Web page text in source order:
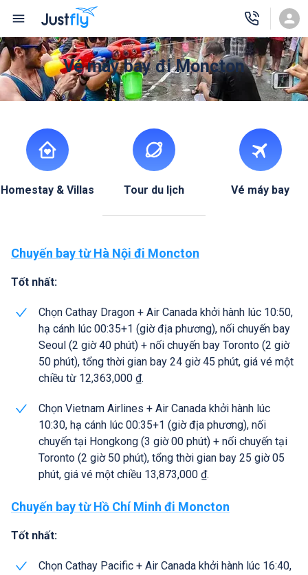
Vé máy bay đi Moncton
Homestay & Villas Tour du lịch Vé máy bay
Chuyến bay từ Hà Nội đi Moncton
Tốt nhất:
Chọn Cathay Dragon + Air Canada khởi hành lúc 10:50,
hạ cánh lúc 00:35+1 (giờ địa phương), nối chuyến bay
Seoul (2 giờ 40 phút) + nối chuyến bay Toronto (2 giờ
50 phút), tổng thời gian bay 24 giờ 45 phút, giá vé một
chiều từ 12,363,000 ₫.
Chọn Vietnam Airlines + Air Canada khởi hành lúc
10:30, hạ cánh lúc 00:35+1 (giờ địa phương), nối
chuyến tại Hongkong (3 giờ 00 phút) + nối chuyến tại
Toronto (2 giờ 50 phút), tổng thời gian bay 25 giờ 05
phút, giá vé một chiều 13,873,000 ₫.
Chuyến bay từ Hồ Chí Minh đi Moncton
Tốt nhất:
Chọn Cathay Pacific + Air Canada khởi hành lúc 16:40,